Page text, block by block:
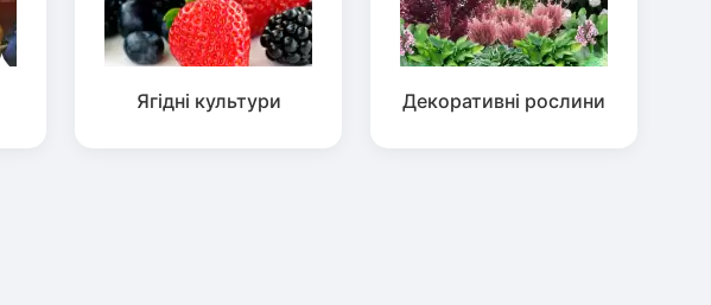
Ягідні культури Декоративні рослини